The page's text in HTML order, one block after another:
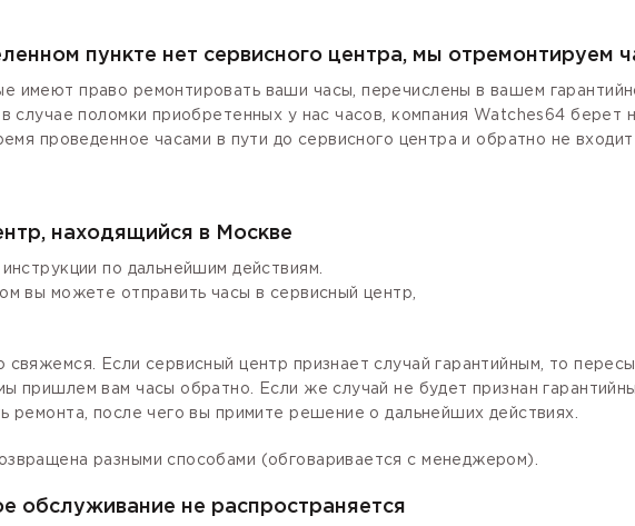
пункте нет сервисного центра, мы отремонтируем
имеют право ремонтировать ваши часы, перечислены в вашем
случае поломки приобретенных у нас часов, компания Watches64 берет
проведенное часами в пути до сервисного центра и обратно не
находящийся в Москве
по дальнейшим действиям.
вы можете отправить часы в сервисный центр,
Если сервисный центр признает случай гарантийным, то
пришлем вам часы обратно. Если же случай не будет признан
ремонта, после чего вы примите решение о дальнейших действиях.
разными способами (обговаривается с менеджером).
обслуживание не распространяется